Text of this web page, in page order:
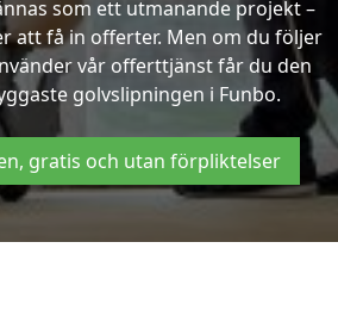
som ett utmanande projekt –
att få in offerter. Men om du följer
vår offerttjänst får du den
golvslipningen i Funbo.
gratis och utan förpliktelser